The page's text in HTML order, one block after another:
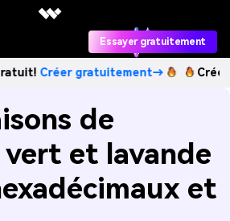
Essayer gratuitement
gratuitement→ Créez des
de
et lavande
et